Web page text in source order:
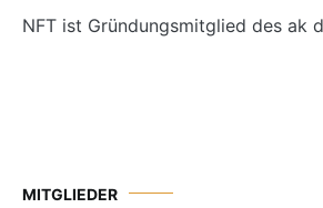
NFT ist Gründungsmitglied des ak
MITGLIEDER